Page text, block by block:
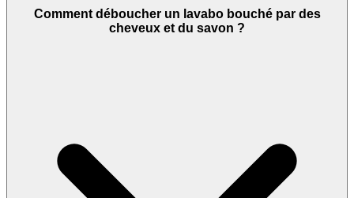
Comment déboucher un lavabo bouché par des
cheveux et du savon ?